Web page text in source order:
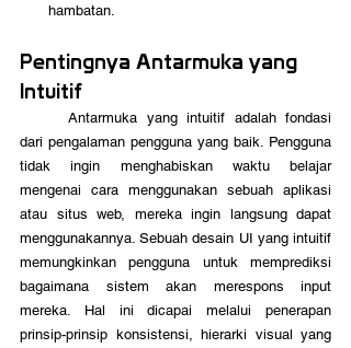
hambatan.
Pentingnya Antarmuka yang
Intuitif
	Antarmuka yang intuitif adalah fondasi
dari pengalaman pengguna yang baik. Pengguna
tidak ingin menghabiskan waktu belajar
mengenai cara menggunakan sebuah aplikasi
atau situs web, mereka ingin langsung dapat
menggunakannya. Sebuah desain UI yang intuitif
memungkinkan pengguna untuk memprediksi
bagaimana sistem akan merespons input
mereka. Hal ini dicapai melalui penerapan
prinsip-prinsip konsistensi, hierarki visual yang